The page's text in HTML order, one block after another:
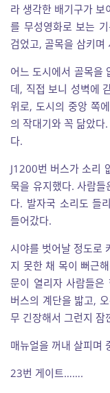
라 생각한 배기구가 보
를 무성영화로 보는
검었고, 골목을 삼키며
어느 도시에서 골목을
데, 직접 보니 성벽에
위로, 도시의 중앙 쪽
의 작대기와 꼭 닮았
다.
J1200번 버스가 소리
묵을 유지했다. 사람
다. 발자국 소리도 들
들어갔다.
시야를 벗어날 정도로
지 못한 채 목이 뻐근
문이 열리자 사람들은
버스의 계단을 밟고,
무 긴장해서 그런지 잠
매뉴얼을 꺼내 살피며
23번 게이트…….